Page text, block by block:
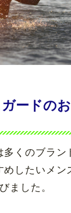
ードの
くのブラン
したいメン
ました。